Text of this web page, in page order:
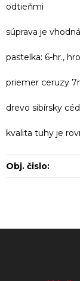
odtieňmi
súprava je
pastelka: 6-hr.,
priemer ceruzy
drevo sibírsky
kvalita tuhy je
Obj. čislo: